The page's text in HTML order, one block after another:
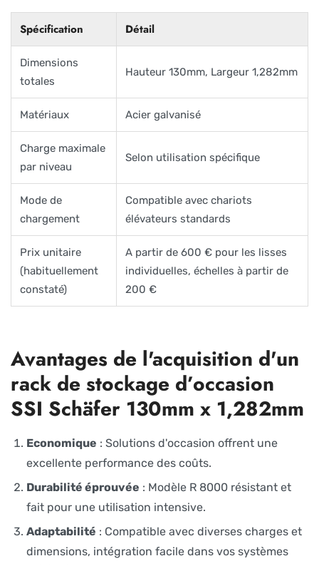
Spécification Détail
Dimensions
totales
Hauteur 130mm, Largeur 1,282mm
Matériaux Acier galvanisé
Charge maximale
par niveau
Selon utilisation spécifique
Mode de
chargement
Compatible avec chariots
élévateurs standards
Prix unitaire
(habituellement
constaté)
A partir de 600 € pour les lisses
individuelles, échelles à partir de
200 €
Avantages de l'acquisition d'un
rack de stockage d’occasion
SSI Schäfer 130mm x 1,282mm
Economique : Solutions d'occasion offrent une
excellente performance des coûts.
Durabilité éprouvée : Modèle R 8000 résistant et
fait pour une utilisation intensive.
Adaptabilité : Compatible avec diverses charges et
dimensions, intégration facile dans vos systèmes